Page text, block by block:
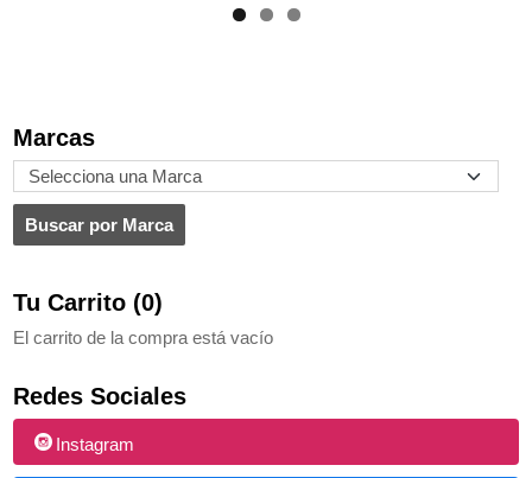
Marcas
Tu Carrito (0)
El carrito de la compra está vacío
Redes Sociales
Instagram